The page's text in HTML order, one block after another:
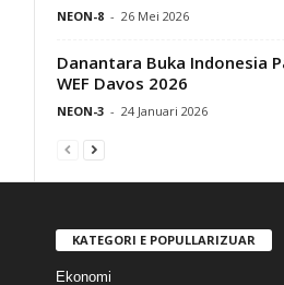
NEON-8 - 26 Mei 2026
Danantara Buka Indonesia
WEF Davos 2026
NEON-3 - 24 Januari 2026
KATEGORI E POPULLARIZUAR
Ekonomi